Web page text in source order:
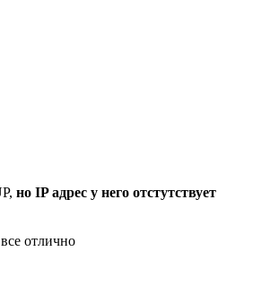
но IP адрес у него отстутствует
отлично